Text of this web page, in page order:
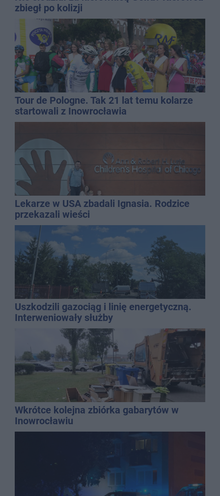
zbiegł po kolizji
Tour de Pologne. Tak 21 lat temu kolarze
startowali z Inowrocławia
Lekarze w USA zbadali Ignasia. Rodzice
przekazali wieści
Uszkodzili gazociąg i linię energetyczną.
Interweniowały służby
Wkrótce kolejna zbiórka gabarytów w
Inowrocławiu